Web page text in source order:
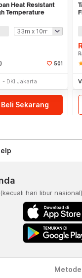
Heat Resistant
Temperature
501
DKI Jakarta
Beli Sekarang
(kecuali hari libur nasional)